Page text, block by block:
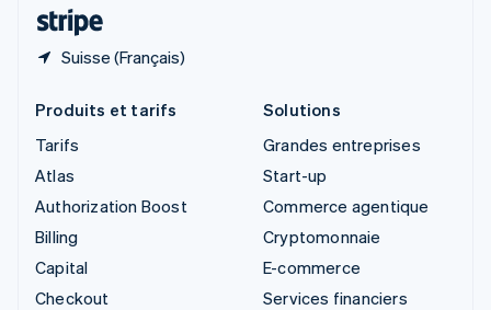
Suisse (Français)
Produits et tarifs
Tarifs
Atlas
Authorization Boost
Billing
Capital
Checkout
Solutions
Grandes entreprises
Start-up
Commerce agentique
Cryptomonnaie
E-commerce
Services financiers